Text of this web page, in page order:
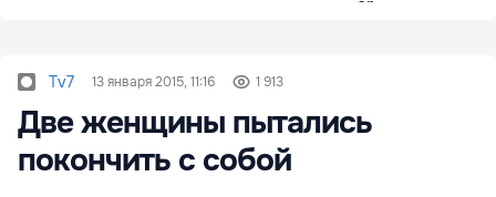
Tv7 13 января 2015, 11:16 1 913
Две женщины пытались
покончить с собой